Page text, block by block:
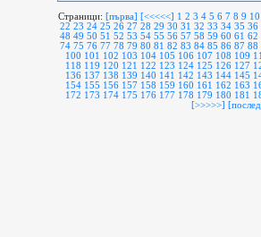
Страници: [първа] [<<<<<] 1 2 3 4 5 6 7 8 9 10
22 23 24 25 26 27 28 29 30 31 32 33 34 35 36
48 49 50 51 52 53 54 55 56 57 58 59 60 61 62
74 75 76 77 78 79 80 81 82 83 84 85 86 87 88
100 101 102 103 104 105 106 107 108 109
118 119 120 121 122 123 124 125 126 127
136 137 138 139 140 141 142 143 144 145
154 155 156 157 158 159 160 161 162 163
172 173 174 175 176 177 178 179 180 181
[>>>>>]